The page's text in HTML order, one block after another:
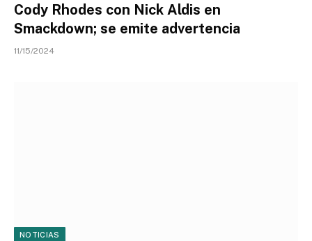
Cody Rhodes con Nick Aldis en
Smackdown; se emite advertencia
11/15/2024
NOTICIAS